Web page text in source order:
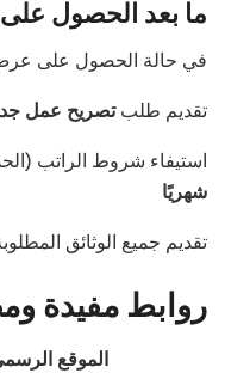
ما بعد الحصول
في حالة الحصول على
تقديم طلبتصريح عمل
استيفاء شروط الراتب
شهريًا
تقديم جميع الوثائق
روابط مفيدة
الموقع